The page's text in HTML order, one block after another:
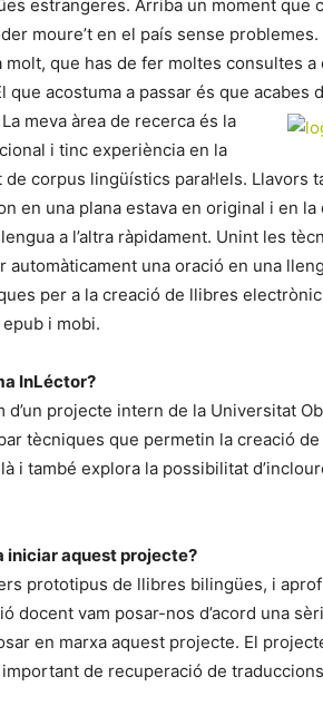
estrangeres. Arriba un moment que
moure’t en el país sense
que has de fer moltes consultes a
que acostuma a passar és que acabes
meva àrea de recerca és la
i tinc experiència en la
corpus lingüístics paral·lels. Llavors
en una plana estava en original i en
a l’altra ràpidament. Unint les
automàticament una oració en una
per a la creació de llibres
i mobi.
InLéctor?
d’un projecte intern de la Universitat
tècniques que permetin la creació
i també explora la possibilitat
iniciar aquest projecte?
prototipus de llibres bilingües, i
docent vam posar-nos d’acord una
en marxa aquest projecte. El
de recuperació de